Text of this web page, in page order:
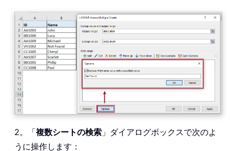
2。「複数シートの検索 」ダイアログボックスで次のよ
うに操作します：